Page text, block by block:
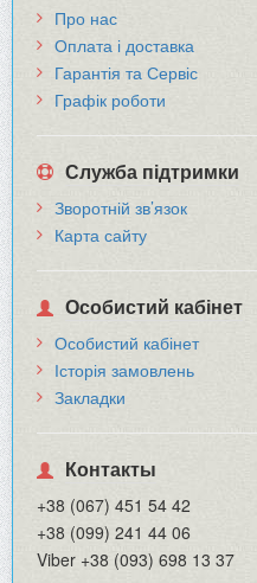
Про нас
Оплата і доставка
Гарантія та Сервіс
Графік роботи
Служба підтримки
Зворотній зв’язок
Карта сайту
Особистий кабінет
Особистий кабінет
Історія замовлень
Закладки
Контакты
+38 (067) 451 54 42
+38 (099) 241 44 06
Viber +38 (093) 698 13 37